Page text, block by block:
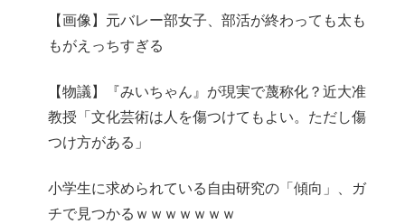
【画像】元バレー部女子、部活が終わっても太も
もがえっちすぎる
【物議】『みいちゃん』が現実で蔑称化？近大准
教授「文化芸術は人を傷つけてもよい。ただし傷
つけ方がある」
小学生に求められている自由研究の「傾向」、ガ
チで見つかるｗｗｗｗｗｗｗ